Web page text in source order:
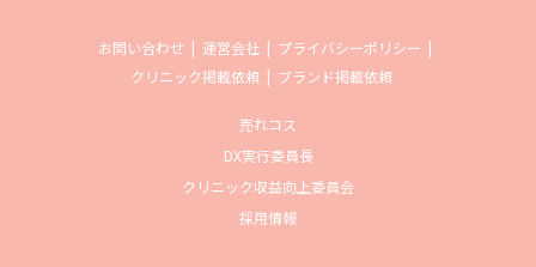
お問い合わせ 運営会社
プライバシーポリシー
クリニック掲載依頼
ブランド掲載依頼
売れコス
DX実行委員長
クリニック収益向上委員会
採用情報